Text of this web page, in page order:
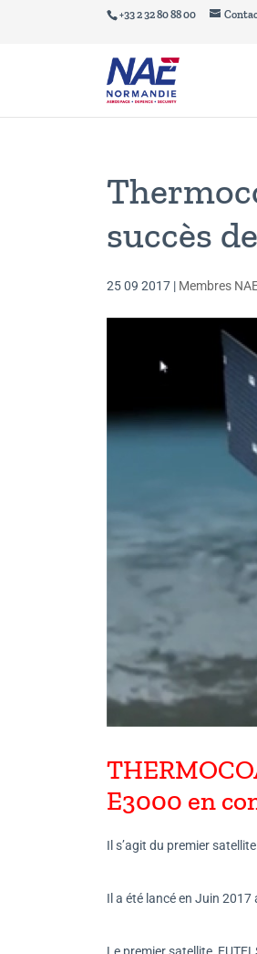
+33 2 32 80 88 00
succès
25 09 2017 | Membres
E3000 en
Il s’agit du premier
Il a été lancé en Juin